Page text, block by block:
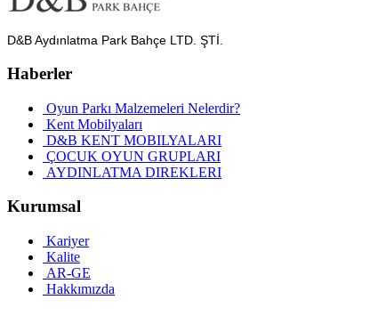
D&B Aydınlatma Park Bahçe LTD. ŞTİ.
Haberler
Oyun Parkı Malzemeleri Nelerdir?
Kent Mobilyaları
D&B KENT MOBILYALARI
ÇOCUK OYUN GRUPLARI
AYDINLATMA DIREKLERI
Kurumsal
Kariyer
Kalite
AR-GE
Hakkımızda